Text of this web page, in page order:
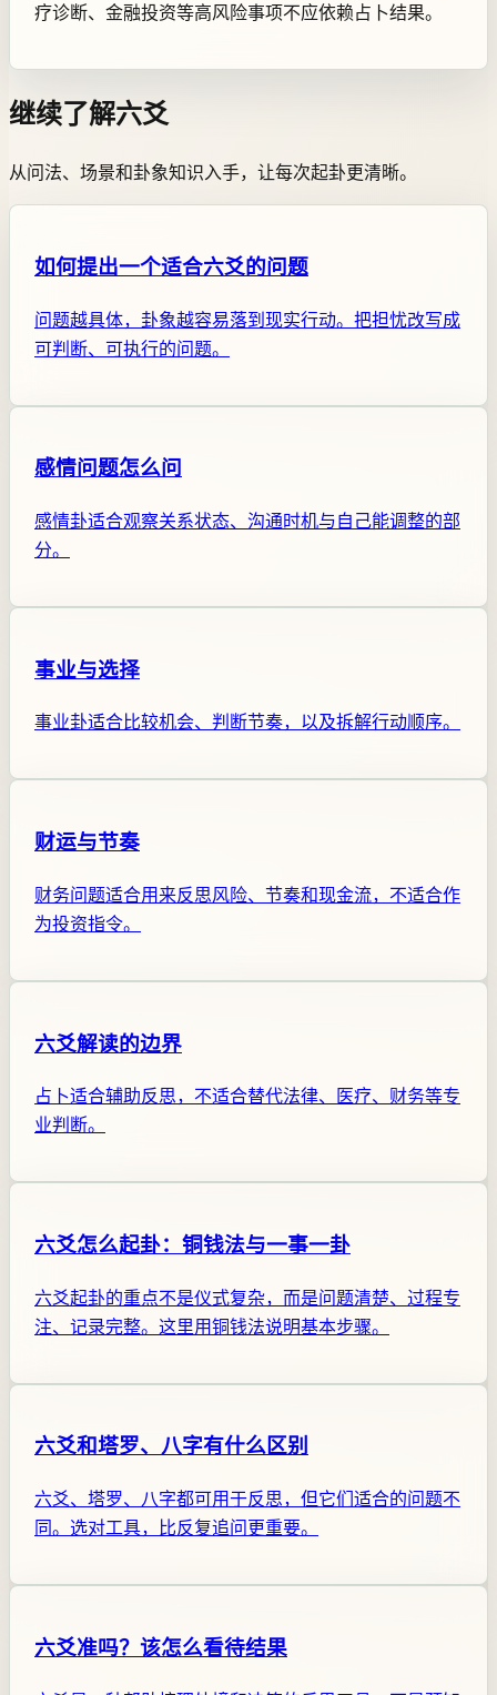
疗诊断、金融投资等高风险事项不应依赖占卜结果。
继续了解六爻
从问法、场景和卦象知识入手，让每次起卦更清晰。
如何提出一个适合六爻的问题
问题越具体，卦象越容易落到现实行动。把担忧改写成
可判断、可执行的问题。
感情问题怎么问
感情卦适合观察关系状态、沟通时机与自己能调整的部
分。
事业与选择
事业卦适合比较机会、判断节奏，以及拆解行动顺序。
财运与节奏
财务问题适合用来反思风险、节奏和现金流，不适合作
为投资指令。
六爻解读的边界
占卜适合辅助反思，不适合替代法律、医疗、财务等专
业判断。
六爻怎么起卦：铜钱法与一事一卦
六爻起卦的重点不是仪式复杂，而是问题清楚、过程专
注、记录完整。这里用铜钱法说明基本步骤。
六爻和塔罗、八字有什么区别
六爻、塔罗、八字都可用于反思，但它们适合的问题不
同。选对工具，比反复追问更重要。
六爻准吗？该怎么看待结果